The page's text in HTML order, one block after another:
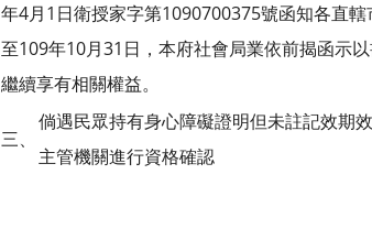
年4月1日衛授家字第1090700375號函知各直
至109年10月31日，本府社會局業依前揭函示
繼續享有相關權益。
三、
倘遇民眾持有身心障礙證明但未註記效期
主管機關進行資格確認